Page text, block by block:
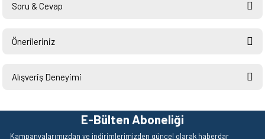
Soru & Cevap
Önerileriniz
yetersiz gördüğünüz noktaları öneri formunu kullanarak tarafımıza
Ürün resmi kalitesiz, bozuk veya görüntülenemiyor.
Alışveriş Deneyimi
Teşekkürler.
Mehmet Kendi | 18/06/2026
E-Bülten Aboneliği
Kampanyalarımızdan ve indirimlerimizden güncel olarak haberdar